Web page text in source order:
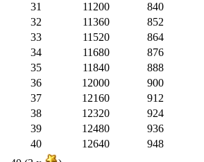
31
11200 840
32
11360 852
33
11520 864
34
11680 876
35
11840 888
36
12000 900
37
12160 912
38
12320 924
39
12480 936
40
12640 948